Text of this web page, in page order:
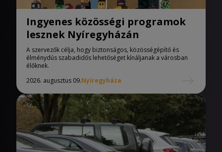
Ingyenes közösségi programok
lesznek Nyíregyházán
A szervezők célja, hogy biztonságos, közösségépítő és
élménydús szabadidős lehetőséget kínáljanak a városban
élőknek.
2026. augusztus 09.Nyíregyháza